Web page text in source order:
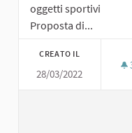
oggetti sportivi
Proposta di...
CREATO IL
28/03/2022